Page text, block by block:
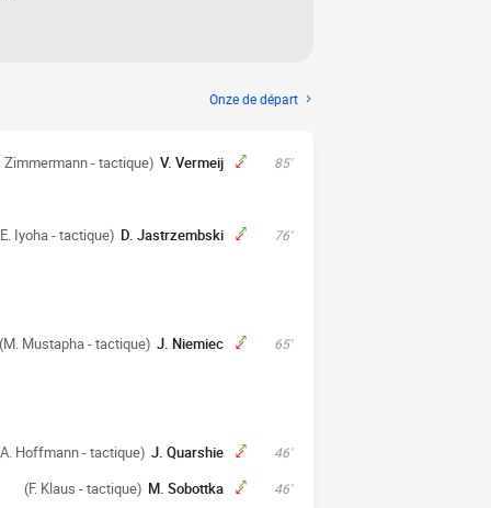
Onze de départ
85'
V. Vermeij
Zimmermann - tactique)
76'
D. Jastrzembski
Iyoha - tactique)
65'
J. Niemiec
(M. Mustapha - tactique)
46'
J. Quarshie
Hoffmann - tactique)
46'
M. Sobottka
(F. Klaus - tactique)